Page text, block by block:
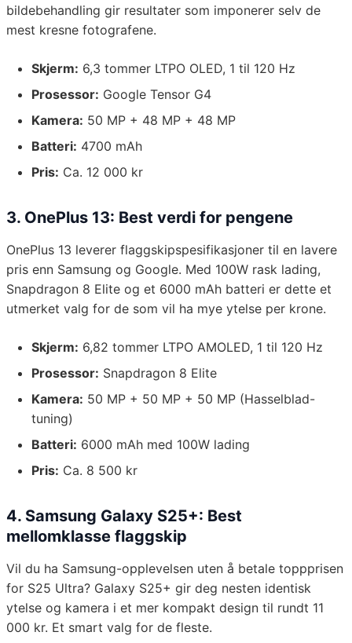
bildebehandling gir resultater som imponerer selv de
mest kresne fotografene.
Skjerm: 6,3 tommer LTPO OLED, 1 til 120 Hz
Prosessor: Google Tensor G4
Kamera: 50 MP + 48 MP + 48 MP
Batteri: 4700 mAh
Pris: Ca. 12 000 kr
3. OnePlus 13: Best verdi for pengene
OnePlus 13 leverer flaggskipspesifikasjoner til en lavere
pris enn Samsung og Google. Med 100W rask lading,
Snapdragon 8 Elite og et 6000 mAh batteri er dette et
utmerket valg for de som vil ha mye ytelse per krone.
Skjerm: 6,82 tommer LTPO AMOLED, 1 til 120 Hz
Prosessor: Snapdragon 8 Elite
Kamera: 50 MP + 50 MP + 50 MP (Hasselblad-
tuning)
Batteri: 6000 mAh med 100W lading
Pris: Ca. 8 500 kr
4. Samsung Galaxy S25+: Best
mellomklasse flaggskip
Vil du ha Samsung-opplevelsen uten å betale toppprisen
for S25 Ultra? Galaxy S25+ gir deg nesten identisk
ytelse og kamera i et mer kompakt design til rundt 11
000 kr. Et smart valg for de fleste.